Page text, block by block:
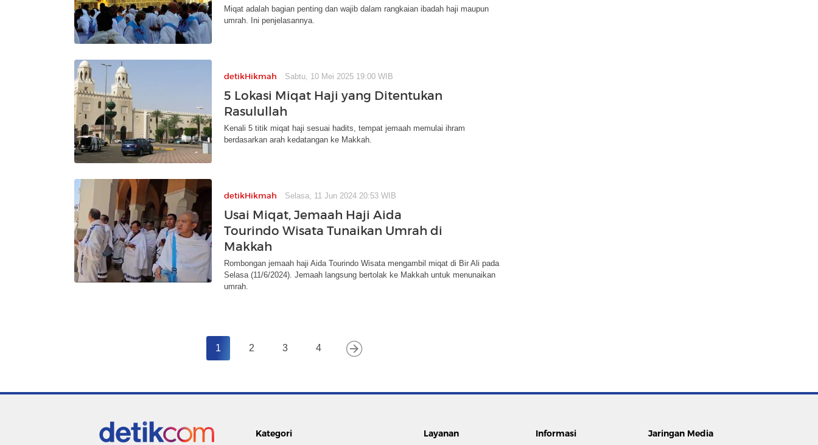
Miqat adalah bagian penting dan wajib dalam rangkaian ibadah haji maupun
umrah. Ini penjelasannya.
detikHikmah Sabtu, 10 Mei 2025 19:00 WIB
5 Lokasi Miqat Haji yang Ditentukan
Rasulullah
Kenali 5 titik miqat haji sesuai hadits, tempat jemaah memulai ihram
berdasarkan arah kedatangan ke Makkah.
detikHikmah Selasa, 11 Jun 2024 20:53 WIB
Usai Miqat, Jemaah Haji Aida
Tourindo Wisata Tunaikan Umrah di
Makkah
Rombongan jemaah haji Aida Tourindo Wisata mengambil miqat di Bir Ali pada
Selasa (11/6/2024). Jemaah langsung bertolak ke Makkah untuk menunaikan
umrah.
1 2 3 4
Kategori Layanan Informasi Jaringan Media